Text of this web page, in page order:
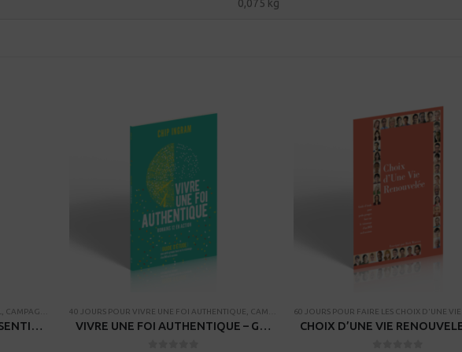
0,075 kg
CAMPAGNES
UNE VIE MOTIVEE PAR L’ESSENTIEL – pour enfants de 8-12 ANS (Version Afrique)
40 JOURS POUR VIVRE UNE FOI AUTHENTIQUE CAMPAGNES , PROCESSUS DE FORMATION DE DISCIPLE,
VIVRE UNE FOI AUTHENTIQUE – Guide d’étude